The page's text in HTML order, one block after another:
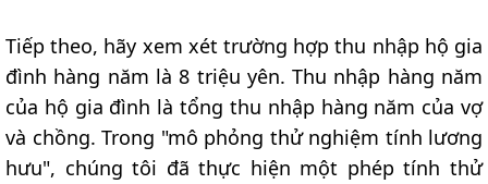
Tiếp theo, hãy xem xét trường hợp thu nhập hộ gia
đình hàng năm là 8 triệu yên. Thu nhập hàng năm
của hộ gia đình là tổng thu nhập hàng năm của vợ
và chồng. Trong "mô phỏng thử nghiệm tính lương
hưu", chúng tôi đã thực hiện một phép tính thử